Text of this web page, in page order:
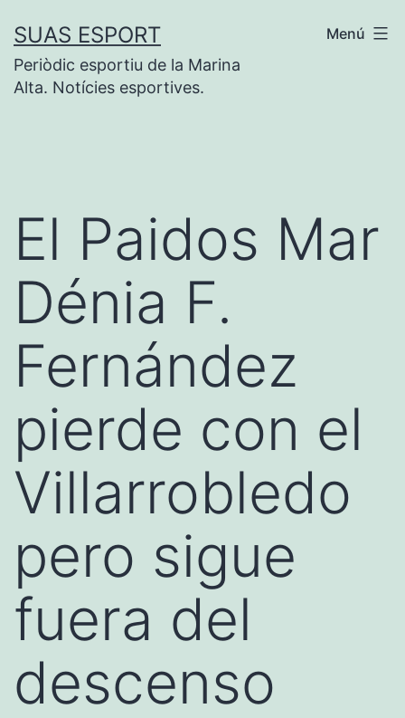
contenido
SUAS ESPORT
Periòdic esportiu de la Marina
Alta. Notícies esportives.
Menú
El Paidos Mar
Dénia F.
Fernández
pierde con el
Villarrobledo
pero sigue
fuera del
descenso